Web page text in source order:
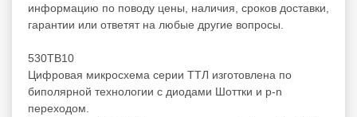
информацию по поводу цены, наличия, сроков доставки,
гарантии или ответят на любые другие вопросы.
530ТВ10
Цифровая микросхема серии ТТЛ изготовлена по
биполярной технологии с диодами Шоттки и p-n
переходом.